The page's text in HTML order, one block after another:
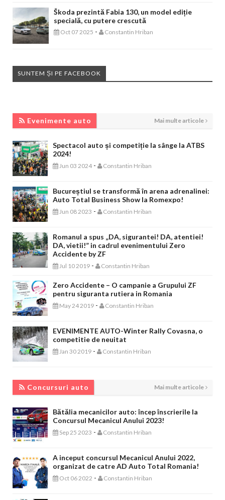
Škoda prezintă Fabia 130, un model ediție
specială, cu putere crescută
Oct 07 2025 - Constantin Hriban
SUNTEM ȘI PE FACEBOOK
Evenimente auto Mai multe articole
Spectacol auto și competiție la sânge la ATBS
2024!
Jun 03 2024 - Constantin Hriban
Bucureștiul se transformă în arena adrenalinei:
Auto Total Business Show la Romexpo!
Jun 08 2023 - Constantin Hriban
Romanul a spus „DA, sigurantei! DA, atentiei!
DA, vietii!” in cadrul evenimentului Zero
Accidente by ZF
Jul 10 2019 - Constantin Hriban
Zero Accidente – O campanie a Grupului ZF
pentru siguranta rutiera in Romania
May 24 2019 - Constantin Hriban
EVENIMENTE AUTO-Winter Rally Covasna, o
competitie de neuitat
Jan 30 2019 - Constantin Hriban
Concursuri auto Mai multe articole
Bătălia mecanicilor auto: încep înscrierile la
Concursul Mecanicul Anului 2023!
Sep 25 2023 - Constantin Hriban
A inceput concursul Mecanicul Anului 2022,
organizat de catre AD Auto Total Romania!
Oct 06 2022 - Constantin Hriban